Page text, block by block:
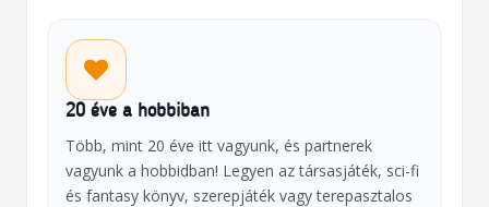
20 éve a hobbiban
Több, mint 20 éve itt vagyunk, és partnerek
vagyunk a hobbidban! Legyen az társasjáték, sci-fi
és fantasy könyv, szerepjáték vagy terepasztalos